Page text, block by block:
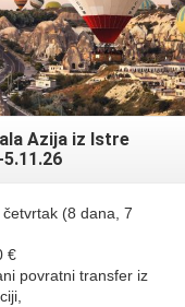
Azija iz Istre
(8 dana, 7
€
povratni transfer iz